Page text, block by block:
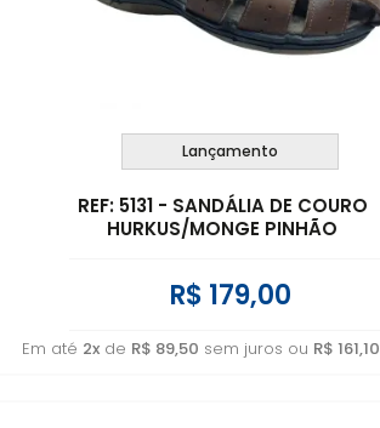
Lançamento
REF: 5131 - SANDÁLIA DE COURO
HURKUS/MONGE PINHÃO
R$ 179,00
Em até 2x de R$ 89,50 sem juros ou R$ 161,10